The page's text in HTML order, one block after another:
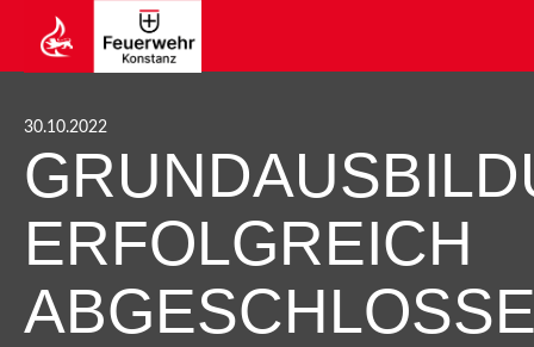
30.10.2022
ERFOLGREICH